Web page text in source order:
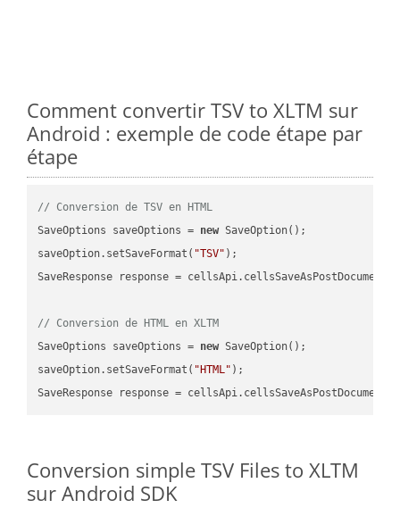
Comment convertir TSV to XLTM sur
Android : exemple de code étape par
étape
// Conversion de TSV en HTML
SaveOptions saveOptions = new SaveOption();
saveOption.setSaveFormat( "TSV" );
SaveResponse response =
// Conversion de HTML en XLTM
SaveOptions saveOptions = new SaveOption();
saveOption.setSaveFormat( "HTML" );
SaveResponse response =
Conversion simple TSV Files to XLTM
sur Android SDK